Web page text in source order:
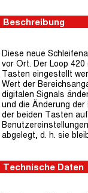
Beschreibung
Diese neue
vor Ort. Der Loop
Tasten eingestellt
Wert der
digitalen Signals
und die Änderung
der beiden Tasten
abgelegt, d. h. sie
Technische Daten